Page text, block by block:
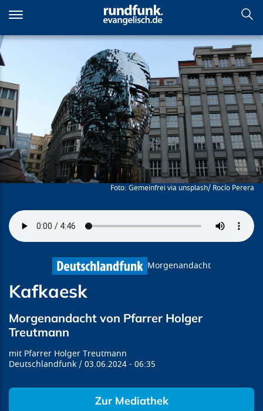
zum
Inhalt
Kafkaesk
Gemeinfrei via unsplash/ Rocío Perera
Morgenandacht
Kafkaesk
Morgenandacht von Pfarrer Holger
Treutmann
Pfarrer Holger Treutmann
Deutschlandfunk
03.06.2024 06:35
Zur Mediathek